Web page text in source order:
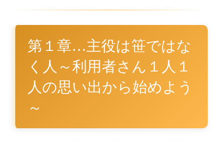
第１章…主役は笹ではな
く人～利用者さん１人１
人の思い出から始めよう
～